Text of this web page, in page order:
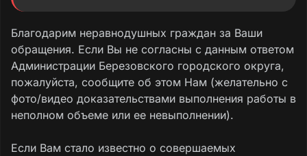
Так, при рассмотрении Вашего обращения
установлено, что в деятельности
администрации городского округа Кашира
допущены нарушения требований
законодательства в части обеспечения
Благодарим неравнодушных граждан за Ваши
обращения. Если Вы не согласны с данным ответом
Администрации Березовского городского округа,
пожалуйста, сообщите об этом Нам (желательно с
фото/видео доказательствами выполнения работы в
неполном объеме или ее невыполнении).
Если Вам стало известно о совершаемых